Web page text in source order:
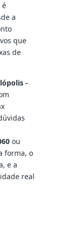
é
a
que
de
-
ou
forma, o
e a
real